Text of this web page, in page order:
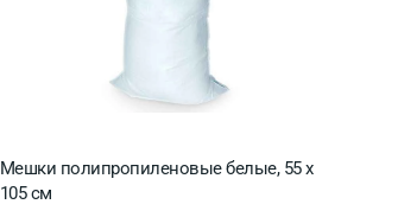
Мешки полипропиленовые белые, 55 x
105 см